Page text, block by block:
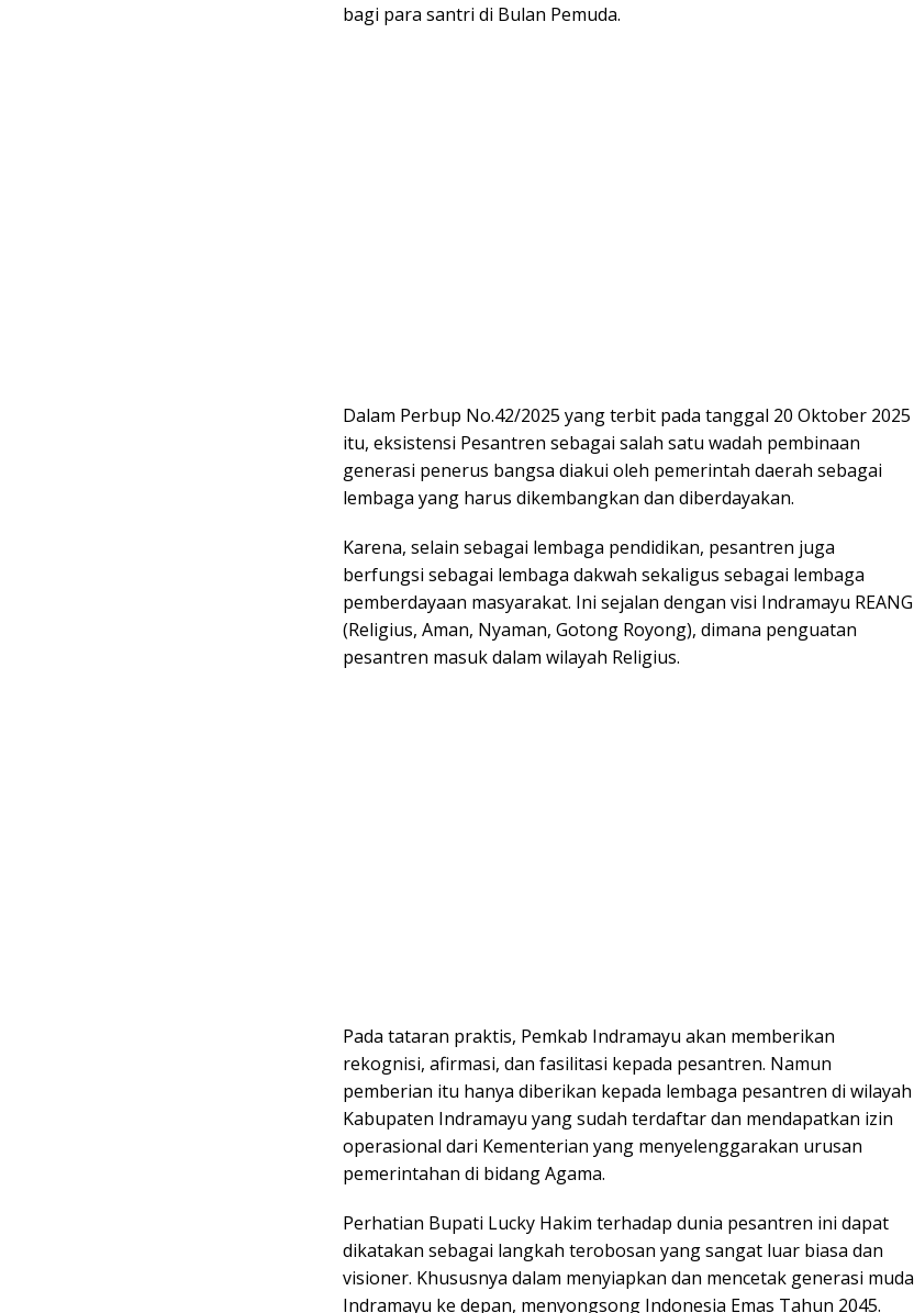
bagi para santri di Bulan Pemuda.
Dalam Perbup No.42/2025 yang terbit pada tanggal 20 Oktober 2025
itu, eksistensi Pesantren sebagai salah satu wadah pembinaan
generasi penerus bangsa diakui oleh pemerintah daerah sebagai
lembaga yang harus dikembangkan dan diberdayakan.
Karena, selain sebagai lembaga pendidikan, pesantren juga
berfungsi sebagai lembaga dakwah sekaligus sebagai lembaga
pemberdayaan masyarakat. Ini sejalan dengan visi Indramayu REANG
(Religius, Aman, Nyaman, Gotong Royong), dimana penguatan
pesantren masuk dalam wilayah Religius.
Pada tataran praktis, Pemkab Indramayu akan memberikan
rekognisi, afirmasi, dan fasilitasi kepada pesantren. Namun
pemberian itu hanya diberikan kepada lembaga pesantren di wilayah
Kabupaten Indramayu yang sudah terdaftar dan mendapatkan izin
operasional dari Kementerian yang menyelenggarakan urusan
pemerintahan di bidang Agama.
Perhatian Bupati Lucky Hakim terhadap dunia pesantren ini dapat
dikatakan sebagai langkah terobosan yang sangat luar biasa dan
visioner. Khususnya dalam menyiapkan dan mencetak generasi muda
Indramayu ke depan, menyongsong Indonesia Emas Tahun 2045.